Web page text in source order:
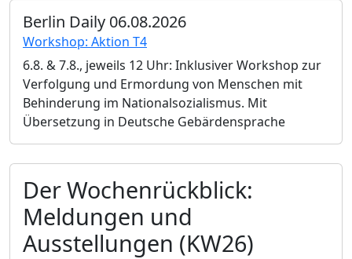
Berlin Daily 06.08.2026
Workshop: Aktion T4
6.8. & 7.8., jeweils 12 Uhr: Inklusiver Workshop zur
Verfolgung und Ermordung von Menschen mit
Behinderung im Nationalsozialismus. Mit
Übersetzung in Deutsche Gebärdensprache
Der Wochenrückblick:
Meldungen und
Ausstellungen (KW26)